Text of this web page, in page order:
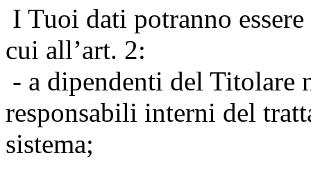
I Tuoi dati potranno
cui all’art. 2:
- a dipendenti del Titolare
responsabili interni del
sistema;